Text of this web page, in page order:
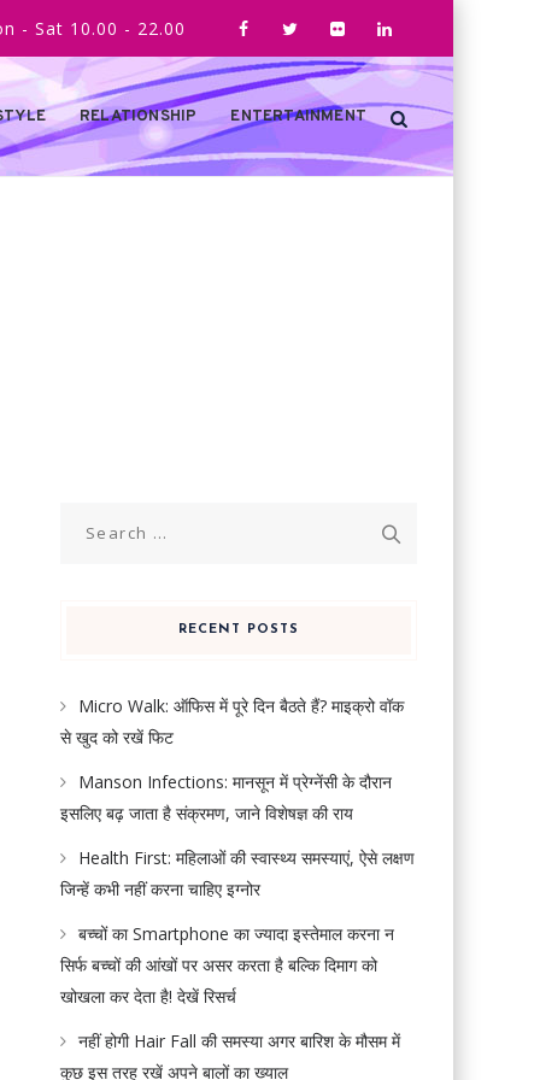
- Sat 10.00 - 22.00
RELATIONSHIP ENTERTAINMENT
RECENT POSTS
Micro Walk: ऑफिस में पूरे दिन बैठते हैं? माइक्रो वॉक
से खुद को रखें फिट
Manson Infections: मानसून में प्रेग्नेंसी के दौरान
इसलिए बढ़ जाता है संक्रमण, जाने विशेषज्ञ की राय
Health First: महिलाओं की स्वास्थ्य समस्याएं, ऐसे लक्षण
जिन्हें कभी नहीं करना चाहिए इग्नोर
बच्चों का Smartphone का ज्यादा इस्तेमाल करना न
सिर्फ बच्चों की आंखों पर असर करता है बल्कि दिमाग को
खोखला कर देता है! देखें रिसर्च
नहीं होगी Hair Fall की समस्या अगर बारिश के मौसम में
कुछ इस तरह रखें अपने बालों का ख्याल